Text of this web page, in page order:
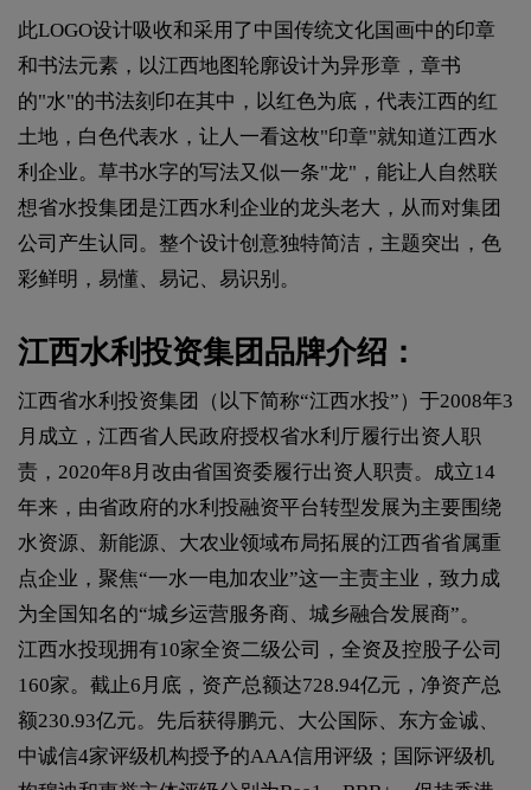
此LOGO设计吸收和采用了中国传统文化国画中的印章
和书法元素，以江西地图轮廓设计为异形章，章书
的"水"的书法刻印在其中，以红色为底，代表江西的红
土地，白色代表水，让人一看这枚"印章"就知道江西水
利企业。草书水字的写法又似一条"龙"，能让人自然联
想省水投集团是江西水利企业的龙头老大，从而对集团
公司产生认同。整个设计创意独特简洁，主题突出，色
彩鲜明，易懂、易记、易识别。
江西水利投资集团品牌介绍：
江西省水利投资集团（以下简称“江西水投”）于2008年3
月成立，江西省人民政府授权省水利厅履行出资人职
责，2020年8月改由省国资委履行出资人职责。成立14
年来，由省政府的水利投融资平台转型发展为主要围绕
水资源、新能源、大农业领域布局拓展的江西省省属重
点企业，聚焦“一水一电加农业”这一主责主业，致力成
为全国知名的“城乡运营服务商、城乡融合发展商”。
江西水投现拥有10家全资二级公司，全资及控股子公司
160家。截止6月底，资产总额达728.94亿元，净资产总
额230.93亿元。先后获得鹏元、大公国际、东方金诚、
中诚信4家评级机构授予的AAA信用评级；国际评级机